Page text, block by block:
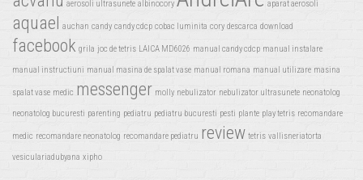
aerosoli ultrasunete albinocory aparat aerosoli
aquael auchan candy candy cdcp cobac luminita cory descarca download
facebook grila joc de tetris LAICA MD6026 manual candy cdcp manual instalare
manual instructiuni manual masina de spalat vase manual romana manual utilizare masina
spalat vase medic messenger molly nebulizator nebulizator ultrasunete neonatolog
neonatolog bucuresti parenting pediatru pediatru bucuresti pesti plante play tetris recomandare
medic recomandare neonatolog recomandare pediatru review tetris vallisneriatorta
vesiculariadubyana xipho